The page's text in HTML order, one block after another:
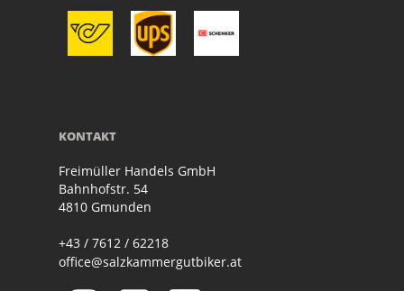
KONTAKT
Freimüller Handels GmbH
Bahnhofstr. 54
4810 Gmunden
+43 / 7612 / 62218
office@salzkammergutbiker.at